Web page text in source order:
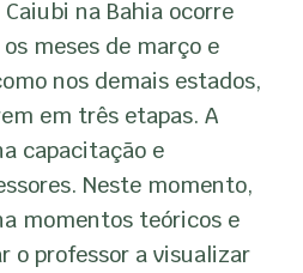
na Bahia ocorre
meses de março e
nos demais estados,
em três etapas. A
capacitação e
Neste momento,
momentos teóricos e
o professor a visualizar